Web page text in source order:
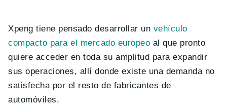
Xpeng tiene pensado desarrollar un vehículo
compacto para el mercado europeo al que pronto
quiere acceder en toda su amplitud para expandir
sus operaciones, allí donde existe una demanda no
satisfecha por el resto de fabricantes de
automóviles.